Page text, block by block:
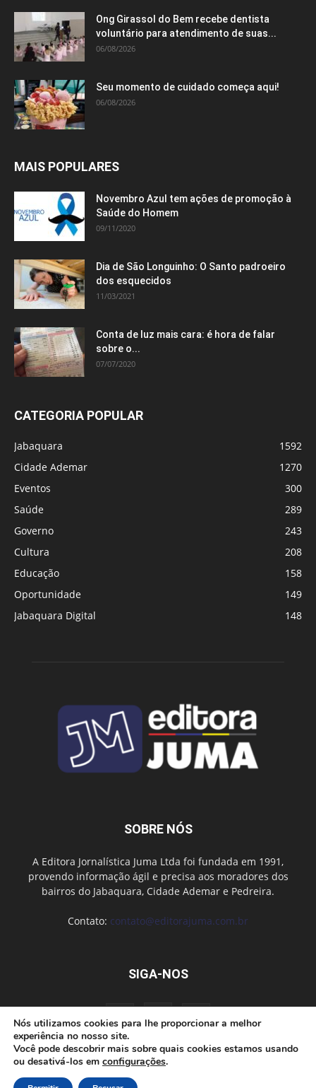
Ong Girassol do Bem recebe dentista
voluntário para atendimento de suas...
06/08/2026
Seu momento de cuidado começa aqui!
06/08/2026
MAIS POPULARES
Novembro Azul tem ações de promoção à
Saúde do Homem
09/11/2020
Dia de São Longuinho: O Santo padroeiro
dos esquecidos
11/03/2021
Conta de luz mais cara: é hora de falar
sobre o...
07/07/2020
CATEGORIA POPULAR
Jabaquara
1592
Cidade Ademar
1270
Eventos
300
Saúde
289
Governo
243
Cultura
208
Educação
158
Oportunidade
149
Jabaquara Digital
148
SOBRE NÓS
A Editora Jornalística Juma Ltda foi fundada em 1991,
provendo informação ágil e precisa aos moradores dos
bairros do Jabaquara, Cidade Ademar e Pedreira.
Contato: contato@editorajuma.com.br
SIGA-NOS
Fale conosco
Nós utilizamos cookies para lhe proporcionar a melhor
experiência no nosso site.
Você pode descobrir mais sobre quais cookies estamos usando
ou desativá-los em configurações.